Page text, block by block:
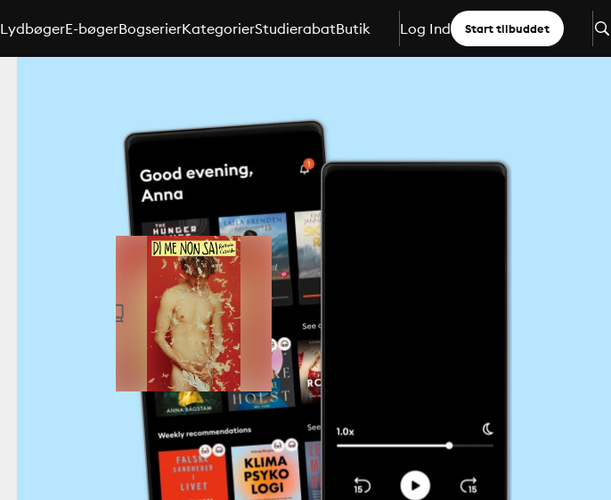
LydbøgerE-bøgerBogserierKategorierStudierabatButik Log Ind Start tilbuddet